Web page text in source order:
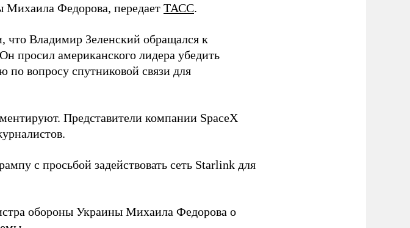
Федорова, передает ТАСС.
что Владимир Зеленский обращался к
просил американского лидера убедить
по вопросу спутниковой связи для
Представители компании SpaceX
с просьбой задействовать сеть Starlink для
обороны Украины Михаила Федорова о